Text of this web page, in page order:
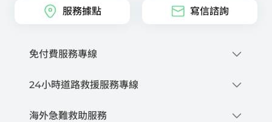
服務據點 寫信諮詢
免付費服務專線
0800-212-880
撥打網路電話
24小時道路救援服務專線
0800-020-345
海外急難救助服務